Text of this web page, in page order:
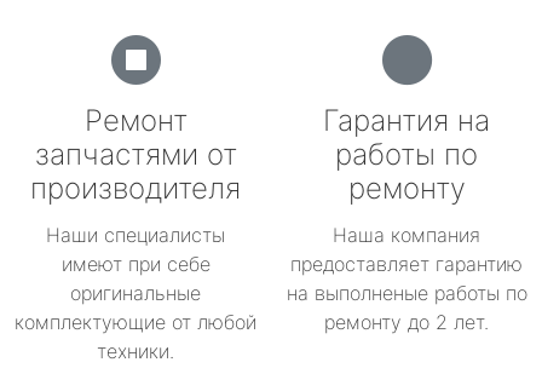
Ремонт
запчастями от
производителя
Наши специалисты
имеют при себе
оригинальные
комплектующие от любой
техники.
Гарантия на
работы по
ремонту
Наша компания
предоставляет гарантию
на выполненые работы по
ремонту до 2 лет.